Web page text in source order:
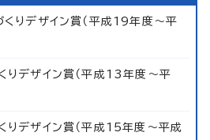
りデザイン賞（平成19年度～平
りデザイン賞（平成13年度～平
りデザイン賞（平成15年度～平成